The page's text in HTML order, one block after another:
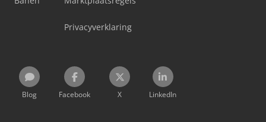
Privacyverklaring
Blog Facebook X LinkedIn